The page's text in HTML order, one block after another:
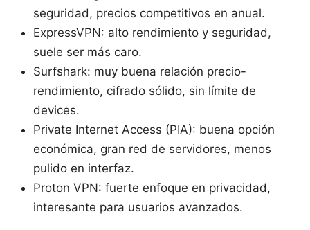
seguridad, precios competitivos en anual.
ExpressVPN: alto rendimiento y seguridad,
suele ser más caro.
Surfshark: muy buena relación precio-
rendimiento, cifrado sólido, sin límite de
devices.
Private Internet Access (PIA): buena opción
económica, gran red de servidores, menos
pulido en interfaz.
Proton VPN: fuerte enfoque en privacidad,
interesante para usuarios avanzados.